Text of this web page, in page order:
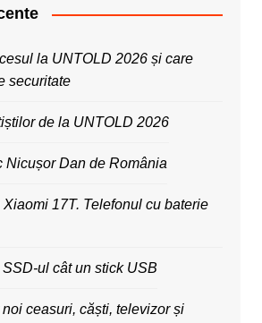
la UNTOLD 2026 și care
securitate
de la UNTOLD 2026
Nicușor Dan de România
17T. Telefonul cu baterie
ul cât un stick USB
ceasuri, căști, televizor și